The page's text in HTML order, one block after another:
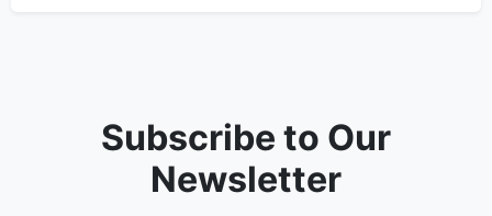
Subscribe to Our
Newsletter